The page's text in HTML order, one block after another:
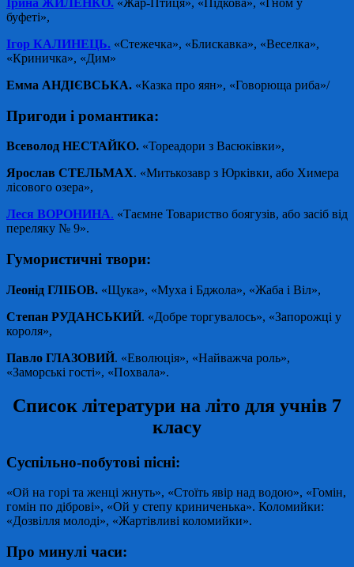
Ірина ЖИЛЕНКО. «Жар-Птиця», «Підкова», «Гном у
буфеті»,
Ігор КАЛИНЕЦЬ. «Стежечка», «Блискавка», «Веселка»,
«Криничка», «Дим»
Емма АНДІЄВСЬКА. «Казка про яян», «Говорюща риба»/
Пригоди і романтика:
Всеволод НЕСТАЙКО. «Тореадори з Васюківки»,
Ярослав СТЕЛЬМАХ. «Митькозавр з Юрківки, або Химера
лісового озера»,
Леся ВОРОНИНА. «Таємне Товариство боягузів, або засіб від
переляку № 9».
Гумористичні твори:
Леонід ГЛІБОВ. «Щука», «Муха і Бджола», «Жаба і Віл»,
Степан РУДАНСЬКИЙ. «Добре торгувалось», «Запорожці у
короля»,
Павло ГЛАЗОВИЙ. «Еволюція», «Найважча роль»,
«Заморські гості», «Похвала».
Список літератури на літо для учнів 7
класу
Суспільно-побутові пісні:
«Ой на горі та женці жнуть», «Стоїть явір над водою», «Гомін,
гомін по діброві», «Ой у степу криниченька». Коломийки:
«Дозвілля молоді», «Жартівливі коломийки».
Про минулі часи: